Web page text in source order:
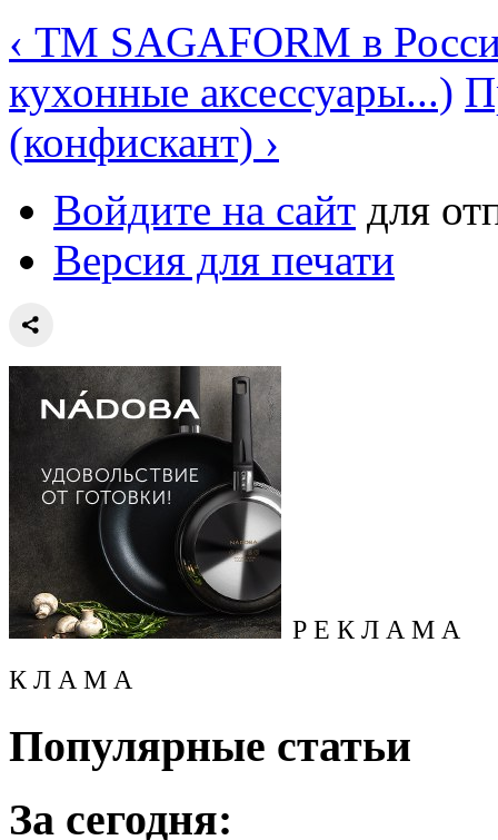
‹ ТМ SAGAFORM в
кухонные аксессуары...)
(конфискант) ›
Войдите на сайт для
Версия для печати
Р Е К Л А М А
К Л А М А
Популярные статьи
За сегодня: